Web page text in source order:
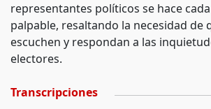
representantes políticos se hace
palpable, resaltando la necesidad de
escuchen y respondan a las
electores.
Transcripciones